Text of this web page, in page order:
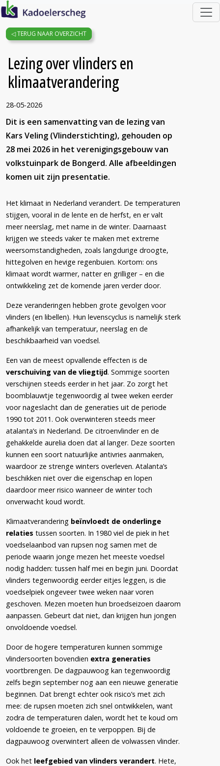
ga direct naar de inhoud
home
TERUG NAAR OVERZICHT
Lezing over vlinders en
klimaatverandering
28-05-2026
Dit is een samenvatting van de lezing van
Kars Veling (Vlinderstichting), gehouden op
28 mei 2026 in het verenigingsgebouw van
volkstuinpark de Bongerd. Alle afbeeldingen
komen uit zijn presentatie.
Het klimaat in Nederland verandert. De temperaturen
stijgen, vooral in de lente en de herfst, en er valt
meer neerslag, met name in de winter. Daarnaast
krijgen we steeds vaker te maken met extreme
weersomstandigheden, zoals langdurige droogte,
hittegolven en hevige regenbuien. Kortom: ons
klimaat wordt warmer, natter en grilliger – en die
ontwikkeling zet de komende jaren verder door.
Deze veranderingen hebben grote gevolgen voor
vlinders (en libellen). Hun levenscyclus is namelijk sterk
afhankelijk van temperatuur, neerslag en de
beschikbaarheid van voedsel.
Een van de meest opvallende effecten is de
verschuiving van de vliegtijd. Sommige soorten
verschijnen steeds eerder in het jaar. Zo zorgt het
boomblauwtje tegenwoordig al twee weken eerder
voor nageslacht dan de generaties uit de periode
1990 tot 2011. Ook overwinteren steeds meer
atalanta’s in Nederland. De citroenvlinder en de
gehakkelde aurelia doen dat al langer. Deze soorten
kunnen een soort natuurlijke antivries aanmaken,
waardoor ze strenge winters overleven. Atalanta’s
beschikken niet over die eigenschap en lopen
daardoor meer risico wanneer de winter toch
onverwacht koud wordt.
Klimaatverandering beïnvloedt de onderlinge
relaties tussen soorten. In 1980 viel de piek in het
voedselaanbod van rupsen nog samen met de
periode waarin jonge mezen het meeste voedsel
nodig hadden: tussen half mei en begin juni. Doordat
vlinders tegenwoordig eerder eitjes leggen, is die
voedselpiek ongeveer twee weken naar voren
geschoven. Mezen moeten hun broedseizoen daarom
aanpassen. Gebeurt dat niet, dan krijgen hun jongen
onvoldoende voedsel.
Door de hogere temperaturen kunnen sommige
vlindersoorten bovendien extra generaties
voortbrengen. De dagpauwoog kan tegenwoordig
zelfs begin september nog aan een nieuwe generatie
beginnen. Dat brengt echter ook risico’s met zich
mee: de rupsen moeten zich snel ontwikkelen, want
zodra de temperaturen dalen, wordt het te koud om
voldoende te groeien, en te verpoppen. Bij de
dagpauwoog overwintert alleen de volwassen vlinder.
Ook het leefgebied van vlinders verandert. Hete,